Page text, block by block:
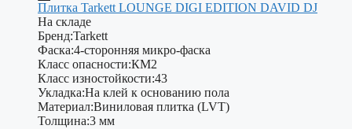
Плитка Tarkett LOUNGE DIGI EDITION DAVID DJ
На складе
Бренд:Tarkett
Фаска:4-сторонняя микро-фаска
Класс опасности:КМ2
Класс изностойкости:43
Укладка:На клей к основанию пола
Материал:Виниловая плитка (LVT)
Толщина:3 мм